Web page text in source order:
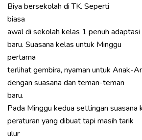
Biya bersekolah di TK. Seperti
biasa
awal di sekolah kelas 1 penuh adaptasi
baru. Suasana kelas untuk Minggu
pertama
terlihat gembira, nyaman untuk Anak-
dengan suasana dan teman-teman
baru.
Pada Minggu kedua settingan suasana
peraturan yang dibuat tapi masih tarik
ulur